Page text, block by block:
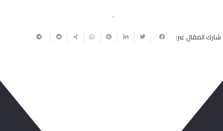
.
شارك المقال عبر: